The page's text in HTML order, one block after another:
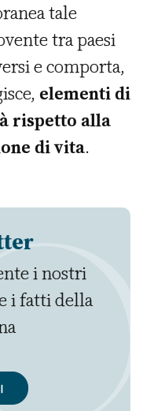
tale
tra paesi
e comporta,
elementi di
rispetto alla
di vita.
i nostri
i fatti della